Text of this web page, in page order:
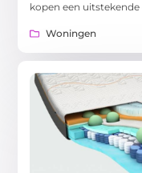
kopen een
Woningen